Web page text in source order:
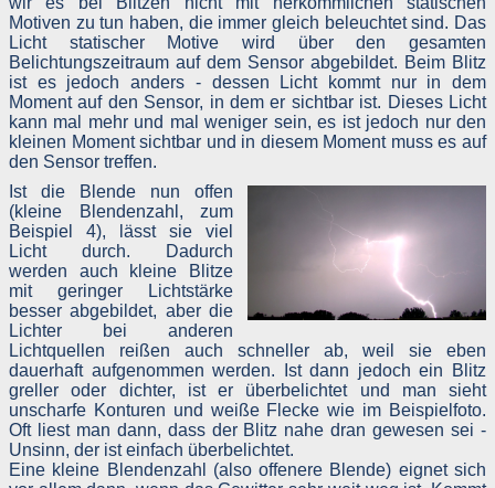
Über Ihr facebook-Profil können Sie weitere Einstellungen zur
Datenverarbeitung für Werbezwecke tätigen oder der Nutzung Ihrer
Daten für Werbezwecke widersprechen. Zu den Einstellungen
gelangen Sie hier:https://www.facebook.com/ads/preferences/?
entry_product=ad_settings_screen
Cookie-Deaktivierungsseite der US-amerikanischen Website:
http://optout.aboutads.info/?c=2#!/
Cookie-Deaktivierungsseite der europäischen Website:
http://optout.networkadvertising.org/?c=1#!/
Welche Daten, zu welchem Zweck und in welchem Umfang der
einzelne Dienst Daten erhebt, nutzt und verarbeitet und welche
Rechte sowie Einstellungsmöglichkeiten Sie zum Schutz Ihrer
Privatsphäre haben, können Sie in den Datenschutzrichtlinien des
jeweiligen Dienstes nachlesen.
Bei facebook finden Sie diese hier:
https://www.facebook.com/about/privacy/
Twitter:Twitter Datenschutzrichtlinie
Google+:Datenschutzerklärung .
Rechte des Nutzers
Sie haben als Nutzer das Recht, auf Antrag eine kostenlose
Auskunft darüber zu erhalten, welche personenbezogenen Daten
über Sie gespeichert wurden. Sie haben außerdem das Recht auf
Berichtigung falscher Daten und auf die
Verarbeitungseinschränkung oder Löschung Ihrer
Motiven zu tun haben, die immer gleich beleuchtet sind. Das
Licht statischer Motive wird über den gesamten
Belichtungszeitraum auf dem Sensor abgebildet. Beim Blitz
ist es jedoch anders - dessen Licht kommt nur in dem
Moment auf den Sensor, in dem er sichtbar ist. Dieses Licht
kann mal mehr und mal weniger sein, es ist jedoch nur den
kleinen Moment sichtbar und in diesem Moment muss es auf
den Sensor treffen.
Ist die Blende nun offen
(kleine Blendenzahl, zum
Beispiel 4), lässt sie viel
Licht durch. Dadurch
werden auch kleine Blitze
mit geringer Lichtstärke
besser abgebildet, aber die
Lichter bei anderen
Lichtquellen reißen auch schneller ab, weil sie eben
dauerhaft aufgenommen werden. Ist dann jedoch ein Blitz
greller oder dichter, ist er überbelichtet und man sieht
unscharfe Konturen und weiße Flecke wie im Beispielfoto.
Oft liest man dann, dass der Blitz nahe dran gewesen sei -
Unsinn, der ist einfach überbelichtet.
Eine kleine Blendenzahl (also offenere Blende) eignet sich